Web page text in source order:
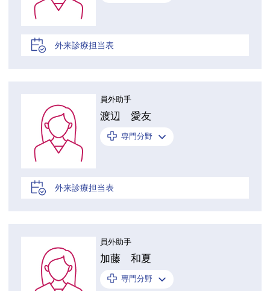
外来診療担当表
員外助手
渡辺 愛友
専門分野
外来診療担当表
員外助手
加藤 和夏
専門分野